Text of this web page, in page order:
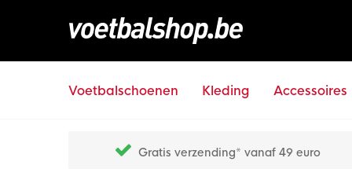
Voetbalschoenen Kleding Accessoires
Gratis verzending* vanaf 49 euro